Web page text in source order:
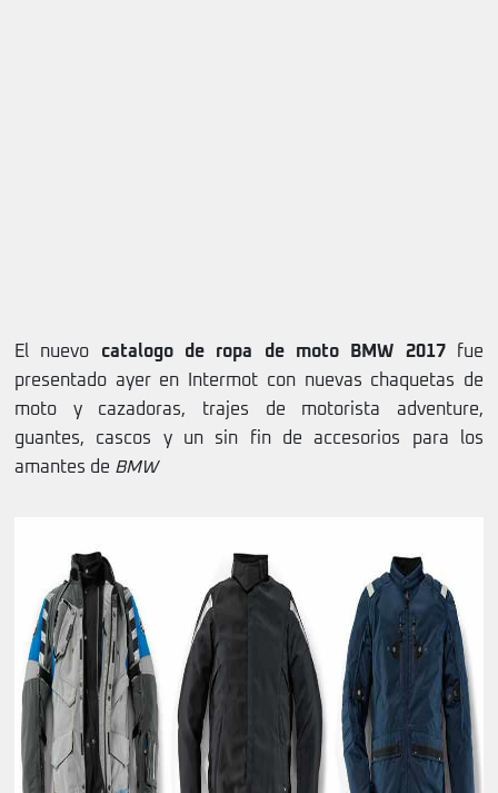
El nuevo catalogo de ropa de moto BMW 2017fue
presentado ayer en Intermot con nuevas chaquetas de
moto y cazadoras, trajes de motorista adventure,
guantes, cascos y un sin fin de accesorios para los
amantes de BMW